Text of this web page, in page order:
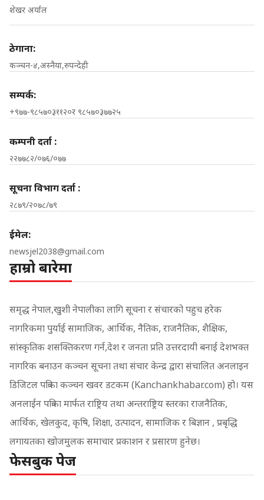
शेखर अर्याल
ठेगाना:
कञ्चन-४,अस्नैया,रुपन्देही
सम्पर्क:
+९७७-९८५७०३११२०र ९८५७०३७७२५
कम्पनी दर्ता :
२२७७८२/०७६/०७७
सूचना विभाग दर्ता :
२८७९/२०७८/७९
ईमेल:
newsjel2038@gmail.com
हाम्रो बारेमा
समृद्ध नेपाल,खुशी नेपालीका लागि सूचना र संचारको पहुच हरेक
नागरिकमा पुर्याई सामाजिक, आर्थिक, नैतिक, राजनैतिक, शैक्षिक,
सांस्कृतिक शसक्तिकरण गर्न,देश र जनता प्रति उत्तरदायी बनाई देशभक्त
नागरिक बनाउन कञ्चन सूचना तथा संचार केन्द्र द्वारा संचालित अनलाइन
डिजिटल पत्रिका कञ्चन खवर डटकम (Kanchankhabar.com) हो। यस
अनलाईन पत्रिका मार्फत राष्ट्रिय तथा अन्तराष्ट्रिय स्तरका राजनैतिक,
आर्थिक, खेलकुद, कृषि, शिक्षा, उत्पादन, सामाजिक र बिज्ञान , प्रबृद्धि
लगायतका खोजमुलक समाचार प्रकाशन र प्रसारण हुनेछ।
फेसबुक पेज